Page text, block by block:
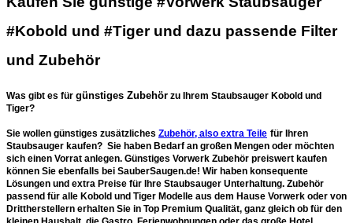
#Kobold und #Tiger und dazu passende Filter
und Zubehör
Was gibt es für günstiges Zubehör zu Ihrem Staubsauger Kobold und
Tiger?
Sie wollen günstiges zusätzliches Zubehör, also extra Teile für Ihren
Staubsauger kaufen? Sie haben Bedarf an großen Mengen oder möchten
sich einen Vorrat anlegen. Günstiges Vorwerk Zubehör preiswert kaufen
können Sie ebenfalls bei SauberSaugen.de! Wir haben konsequente
Lösungen und extra Preise für Ihre Staubsauger Unterhaltung. Zubehör
passend für alle Kobold und Tiger Modelle aus dem Hause Vorwerk oder von
Drittherstellern erhalten Sie in Top Premium Qualität, ganz gleich ob für den